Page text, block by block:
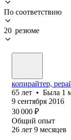
По соответствию
20 резюме
копирайтер,
65 лет • Была 1
9 сентября 2016
30 000 ₽
Общий опыт
26 лет 9 месяцев